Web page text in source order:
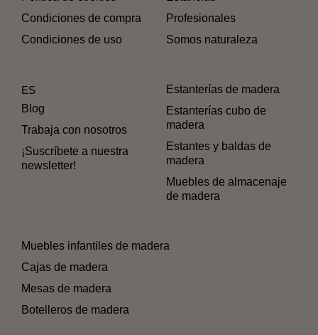
Condiciones de compra
Condiciones de uso
Profesionales
Somos naturaleza
ES
Blog
Trabaja con nosotros
¡Suscríbete a nuestra
newsletter!
Estanterías de madera
Estanterías cubo de
madera
Estantes y baldas de
madera
Muebles de almacenaje
de madera
Muebles infantiles de madera
Cajas de madera
Mesas de madera
Botelleros de madera